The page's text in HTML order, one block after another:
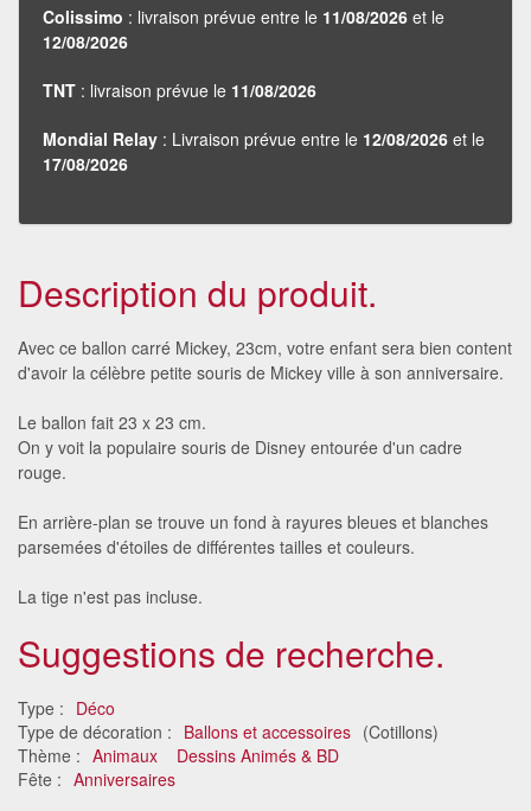
Colissimo : livraison prévue entre le 11/08/2026 et le
12/08/2026
TNT : livraison prévue le 11/08/2026
Mondial Relay : Livraison prévue entre le 12/08/2026 et le
17/08/2026
Description du produit.
Avec ce ballon carré Mickey, 23cm, votre enfant sera bien content
d'avoir la célèbre petite souris de Mickey ville à son anniversaire.
Le ballon fait 23 x 23 cm.
On y voit la populaire souris de Disney entourée d'un cadre
rouge.
En arrière-plan se trouve un fond à rayures bleues et blanches
parsemées d'étoiles de différentes tailles et couleurs.
La tige n'est pas incluse.
Suggestions de recherche.
Type : Déco
Type de décoration : Ballons et accessoires (Cotillons)
Thème : Animaux
Dessins Animés & BD
Fête : Anniversaires